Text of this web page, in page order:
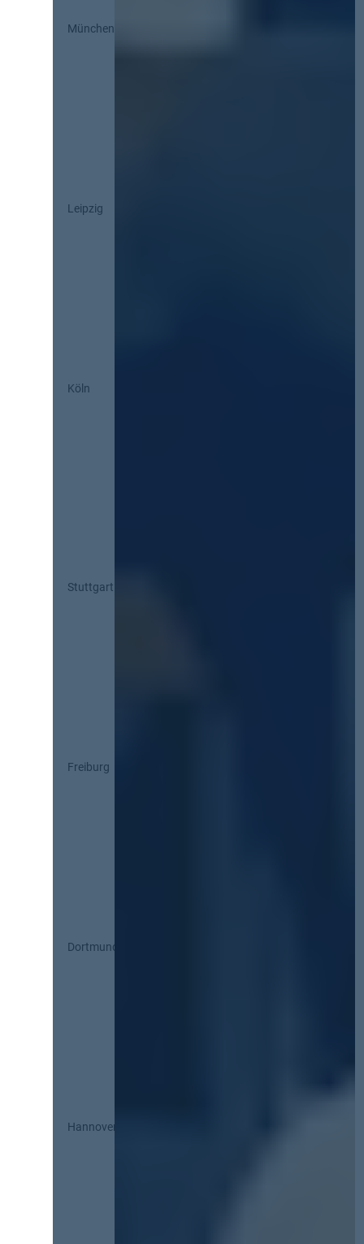
München
Leipzig
Köln
Stuttgart
Freiburg
Dortmund
Hannover